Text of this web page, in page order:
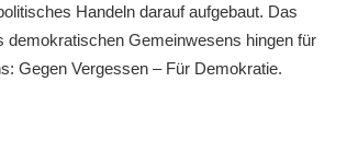
Handeln darauf aufgebaut. Das
demokratischen Gemeinwesens hingen für
Gegen Vergessen – Für Demokratie.